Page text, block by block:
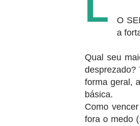
O
a
Qual seu
desprezado?
forma geral,
básica.
Como
fora o medo